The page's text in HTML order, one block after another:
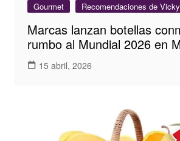
Gourmet Recomendaciones de Vicky
Marcas lanzan botellas
rumbo al Mundial 2026 en
15 abril, 2026